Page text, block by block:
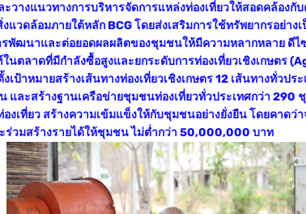
างแนวทางการบริหารจัดการแหล่งท่องเที่ยวให้สอดคล้องกับ
วดล้อมภายใต้หลัก BCG โดยส่งเสริมการใช้ทรัพยากรอย่าง
พัฒนาและต่อยอดผลผลิตของชุมชนให้มีความหลากหลาย ดี
ตลาดที่มีกำลังซื้อสูงและยกระดับการท่องเที่ยวเชิงเกษตร
เป้าหมายสร้างเส้นทางท่องเที่ยวเชิงเกษตร 12 เส้นทางทั่วปร
และสร้างฐานเครือข่ายชุมชนท่องเที่ยวทั่วประเทศกว่า 290
งเที่ยว สร้างความเข้มแข็งให้กับชุมชนอย่างยั่งยืน โดยคาดว่า
ร่วมสร้างรายได้ให้ชุมชน ไม่ต่ำกว่า 50,000,000 บาท